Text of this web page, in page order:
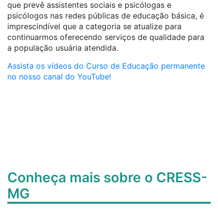
que prevê assistentes sociais e psicólogas e
psicólogos nas redes públicas de educação básica, é
imprescindível que a categoria se atualize para
continuarmos oferecendo serviços de qualidade para
a população usuária atendida.
Assista os vídeos do Curso de Educação permanente
no nosso canal do YouTube!
Conheça mais sobre o CRESS-
MG